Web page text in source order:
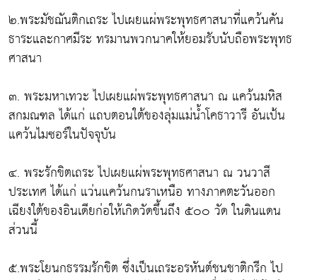
๒.พระมัชฌันติกเถระ ไปเผยแผ่พระพุทธศาสนาที่แคว้นคัน
ธาระและกาศมีระ ทรมานพวกนาคให้ยอมรับนับถือพระพุทธ
ศาสนา
๓. พระมหาเทวะ ไปเผยแผ่พระพุทธศาสนา ณ แคว้นมหิส
สกมณฑล ได้แก่ แถบตอนใต้ของลุ่มแม่น้ำโคธาวารี อันเป้น
แคว้นไมซอร์ในปัจจุบัน
๔. พระรักขิตเถระ ไปเผยแผ่พระพุทธศาสนา ณ วนวาสี
ประเทศ ได้แก่ แว่นแคว้นกนราเหนือ ทางภาคตะวันออก
เฉียงใต้ของอินเดียก่อให้เกิดวัดขึ้นถึง ๕๐๐ วัด ในดินแดน
ส่วนนี้
๕.พระโยนกธรรมรักขิต ซึ่งเป็นเถระอรหันต์ชนชาติกรีก ไป